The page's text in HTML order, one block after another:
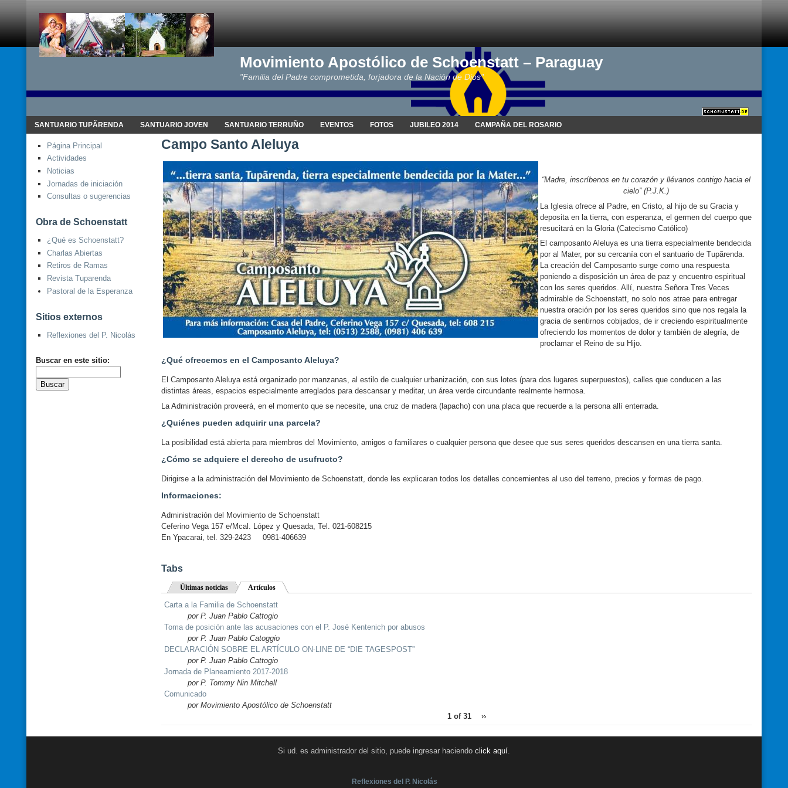
Movimiento Apostólico de Schoenstatt – Paraguay
"Familia del Padre comprometida, forjadora de la Nación de Dios"
SANTUARIO TUPÃRENDA SANTUARIO JOVEN SANTUARIO TERRUÑO EVENTOS FOTOS JUBILEO 2014 CAMPAÑA DEL ROSARIO
Página Principal
Actividades
Noticias
Jornadas de iniciación
Consultas o sugerencias
Obra de Schoenstatt
¿Qué es Schoenstatt?
Charlas Abiertas
Retiros de Ramas
Revista Tuparenda
Pastoral de la Esperanza
Sitios externos
Reflexiones del P. Nicolás
Buscar en este sitio:
Campo Santo Aleluya
“Madre, inscríbenos en tu corazón y llévanos contigo hacia el
cielo” (P.J.K.)
La Iglesia ofrece al Padre, en Cristo, al hijo de su Gracia y
deposita en la tierra, con esperanza, el germen del cuerpo que
resucitará en la Gloria (Catecismo Católico)
El camposanto Aleluya es una tierra especialmente bendecida
por al Mater, por su cercanía con el santuario de Tupãrenda.
La creación del Camposanto surge como una respuesta
poniendo a disposición un área de paz y encuentro espiritual
con los seres queridos. Allí, nuestra Señora Tres Veces
admirable de Schoenstatt, no solo nos atrae para entregar
nuestra oración por los seres queridos sino que nos regala la
gracia de sentirnos cobijados, de ir creciendo espiritualmente
ofreciendo los momentos de dolor y también de alegría, de
proclamar el Reino de su Hijo.
¿Qué ofrecemos en el Camposanto Aleluya?
El Camposanto Aleluya está organizado por manzanas, al estilo de cualquier urbanización, con sus lotes (para dos lugares superpuestos), calles que conducen a las
distintas áreas, espacios especialmente arreglados para descansar y meditar, un área verde circundante realmente hermosa.
La Administración proveerá, en el momento que se necesite, una cruz de madera (lapacho) con una placa que recuerde a la persona allí enterrada.
¿Quiénes pueden adquirir una parcela?
La posibilidad está abierta para miembros del Movimiento, amigos o familiares o cualquier persona que desee que sus seres queridos descansen en una tierra santa.
¿Cómo se adquiere el derecho de usufructo?
Dirigirse a la administración del Movimiento de Schoenstatt, donde les explicaran todos los detalles concernientes al uso del terreno, precios y formas de pago.
Informaciones:
Administración del Movimiento de Schoenstatt
Ceferino Vega 157 e/Mcal. López y Quesada, Tel. 021-608215
En Ypacarai, tel. 329-2423 0981-406639
Tabs
Últimas noticias Artículos
Carta a la Familia de Schoenstatt
por P. Juan Pablo Cattogio
Toma de posición ante las acusaciones con el P. José Kentenich por abusos
por P. Juan Pablo Catoggio
DECLARACIÓN SOBRE EL ARTÍCULO ON-LINE DE “DIE TAGESPOST”
por P. Juan Pablo Cattogio
Jornada de Planeamiento 2017-2018
por P. Tommy Nin Mitchell
Comunicado
por Movimiento Apostólico de Schoenstatt
1 of 31
››
Si ud. es administrador del sitio, puede ingresar haciendo click aquí.
Reflexiones del P. Nicolás